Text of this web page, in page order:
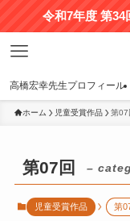
令和7年度 第34
高橋宏幸先生プロフィール
ホーム 児童受賞作品 第07
第07回 –
児童受賞作品 第